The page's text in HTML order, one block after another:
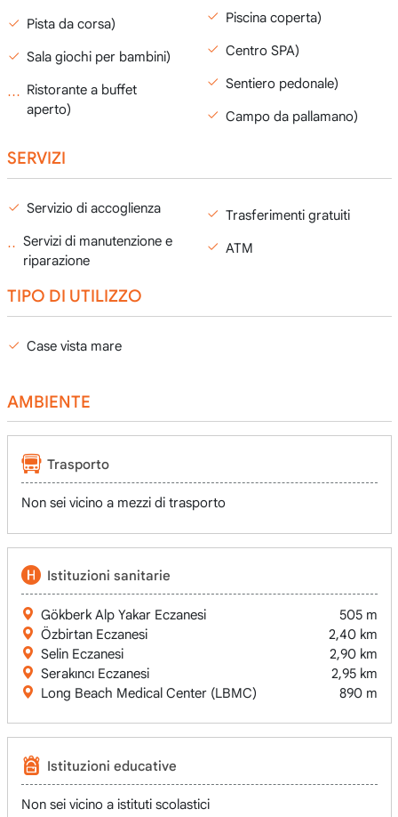
Pista da corsa)
Sala giochi per bambini)
Ristorante a buffet
aperto)
Piscina coperta)
Centro SPA)
Sentiero pedonale)
Campo da pallamano)
SERVIZI
Servizio di accoglienza
Servizi di manutenzione e
riparazione
Trasferimenti gratuiti
ATM
TIPO DI UTILIZZO
Case vista mare
AMBIENTE
Trasporto
Non sei vicino a mezzi di trasporto
Istituzioni sanitarie
Gökberk Alp Yakar Eczanesi
505 m
Özbirtan Eczanesi
2,40 km
Selin Eczanesi
2,90 km
Serakıncı Eczanesi
2,95 km
Long Beach Medical Center (LBMC)
890 m
Istituzioni educative
Non sei vicino a istituti scolastici